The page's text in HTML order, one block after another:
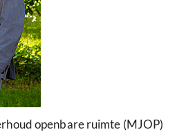
openbare ruimte (MJOP)